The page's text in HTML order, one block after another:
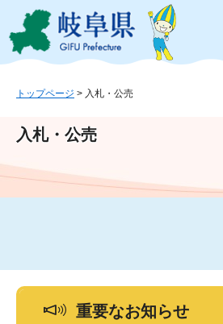
ジ
ュ
文
このページの本文へ
トップページ > 入札・公売
入札・公売
重要なお知らせ